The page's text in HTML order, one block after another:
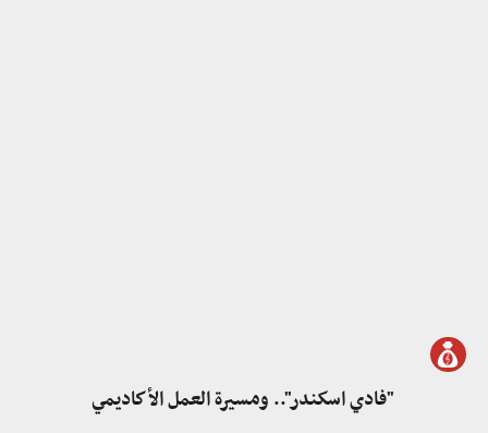
"فادي اسكندر".. ومسيرة العمل الأكاديمي